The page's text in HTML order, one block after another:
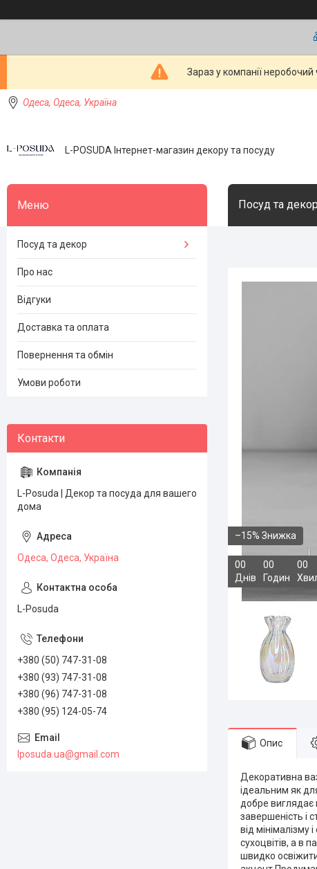
Зараз у компанії
Одеса, Одеса, Україна
L-POSUDA Інтернет-магазин декору та посуду
Посуд та декор
–15%
00
Днів
00
Годин
00
Опис
Декоративна
ідеальним як
добре виглядає
завершеність і
від мінімалізму
сухоцвітів, а в
швидко
Посуд та декор
Про нас
Відгуки
Доставка та оплата
Повернення та обмін
Умови роботи
L-Posuda | Декор та посуда для вашего
дома
Одеса, Одеса, Україна
L-Posuda
+380 (50) 747-31-08
+380 (93) 747-31-08
+380 (96) 747-31-08
+380 (95) 124-05-74
lposuda.ua@gmail.com